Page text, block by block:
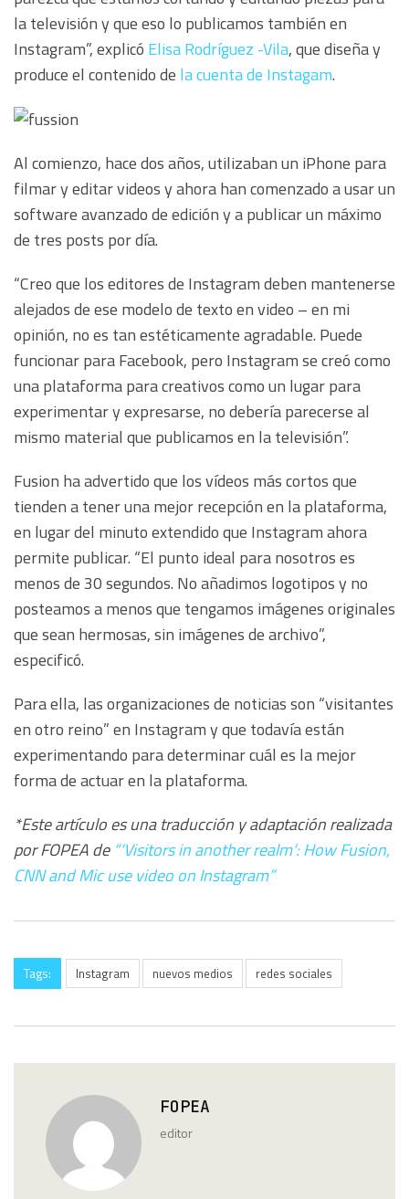
la televisión y que eso lo publicamos también en
Instagram”, explicó Elisa Rodríguez -Vila, que diseña y
produce el contenido de la cuenta de Instagam.
Al comienzo, hace dos años, utilizaban un iPhone para
filmar y editar videos y ahora han comenzado a usar un
software avanzado de edición y a publicar un máximo
de tres posts por día.
“Creo que los editores de Instagram deben mantenerse
alejados de ese modelo de texto en video – en mi
opinión, no es tan estéticamente agradable. Puede
funcionar para Facebook, pero Instagram se creó como
una plataforma para creativos como un lugar para
experimentar y expresarse, no debería parecerse al
mismo material que publicamos en la televisión”.
Fusion ha advertido que los vídeos más cortos que
tienden a tener una mejor recepción en la plataforma,
en lugar del minuto extendido que Instagram ahora
permite publicar. “El punto ideal para nosotros es
menos de 30 segundos. No añadimos logotipos y no
posteamos a menos que tengamos imágenes originales
que sean hermosas, sin imágenes de archivo”,
especificó.
Para ella, las organizaciones de noticias son “visitantes
en otro reino” en Instagram y que todavía están
experimentando para determinar cuál es la mejor
forma de actuar en la plataforma.
*Este artículo es una traducción y adaptación realizada
por FOPEA de “‘Visitors in another realm’: How Fusion,
CNN and Mic use video on Instagram”
Tags: Instagram nuevos medios redes sociales
FOPEA
editor